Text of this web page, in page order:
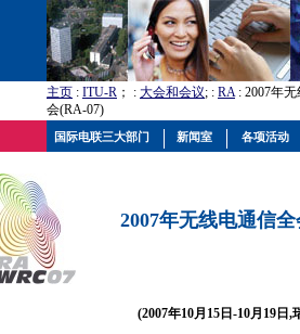
主页 : ITU-R ； : 大会和会议; : RA: 2007年
会(RA-07)
2007年无线电通信
(2007年10月15日-10月19日,
国际电联三大部门 新闻室 各项活动